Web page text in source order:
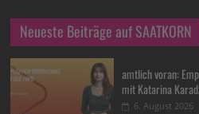
Neueste Beiträge auf SAATKORN
amtlich voran:
mit Katarina
6. August 2026